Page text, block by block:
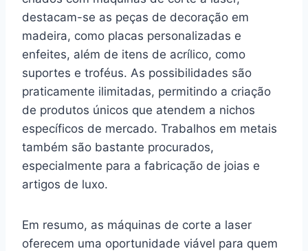
destacam-se as peças de decoração em
madeira, como placas personalizadas e
enfeites, além de itens de acrílico, como
suportes e troféus. As possibilidades são
praticamente ilimitadas, permitindo a criação
de produtos únicos que atendem a nichos
específicos de mercado. Trabalhos em metais
também são bastante procurados,
especialmente para a fabricação de joias e
artigos de luxo.
Em resumo, as máquinas de corte a laser
oferecem uma oportunidade viável para quem